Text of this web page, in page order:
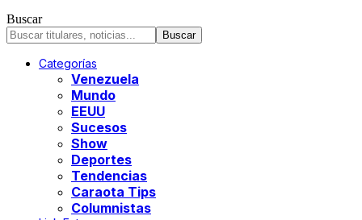
Buscar
Categorías
Venezuela
Mundo
EEUU
Sucesos
Show
Deportes
Tendencias
Caraota Tips
Columnistas